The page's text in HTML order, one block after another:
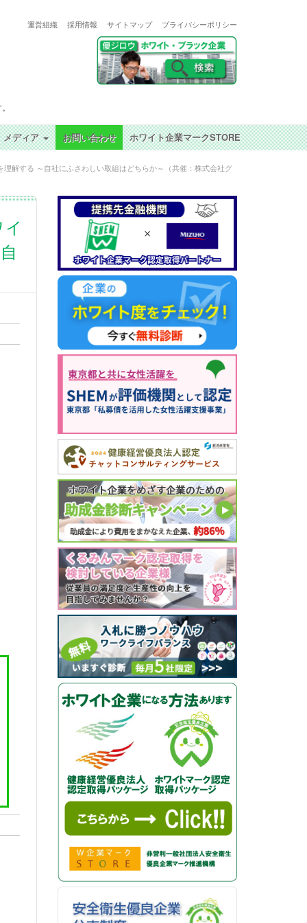
運営組織 採用情報 サイトマップ プライバシーポリシー
メディア お問い合わせ ホワイト企業マークSTORE
解する ～自社にふさわしい取組はどちらか～（共催：株式会社グ